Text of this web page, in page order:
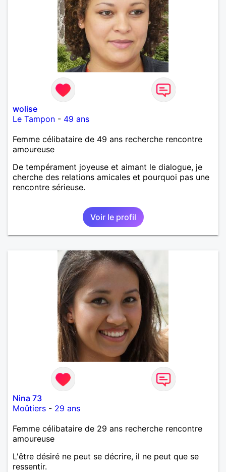
wolise
Le Tampon - 49 ans
Femme célibataire de 49 ans recherche rencontre
amoureuse
De tempérament joyeuse et aimant le dialogue, je
cherche des relations amicales et pourquoi pas une
rencontre sérieuse.
Voir le profil
Nina 73
Moûtiers - 29 ans
Femme célibataire de 29 ans recherche rencontre
amoureuse
L'être désiré ne peut se décrire, il ne peut que se
ressentir.